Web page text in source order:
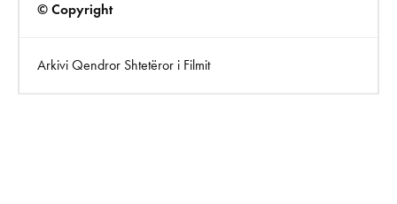
© Copyright
Arkivi Qendror Shtetëror i Filmit